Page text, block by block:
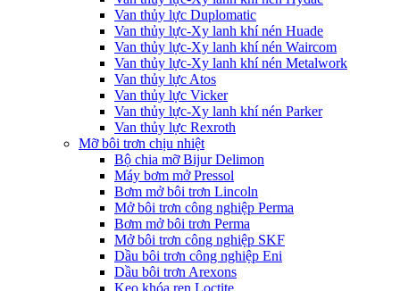
Van thủy lực Duplomatic
Van thủy lực-Xy lanh khí nén Huade
Van thủy lực-Xy lanh khí nén Waircom
Van thủy lực-Xy lanh khí nén Metalwork
Van thủy lực Atos
Van thủy lực Vicker
Van thủy lực-Xy lanh khí nén Parker
Van thủy lực Rexroth
Mỡ bôi trơn chịu nhiệt
Bộ chia mỡ Bijur Delimon
Máy bơm mở Pressol
Bơm mở bôi trơn Lincoln
Mở bôi trơn công nghiệp Perma
Bơm mở bôi trơn Perma
Mở bôi trơn công nghiệp SKF
Dầu bôi trơn công nghiệp Eni
Dầu bôi trơn Arexons
Keo khóa ren Loctite